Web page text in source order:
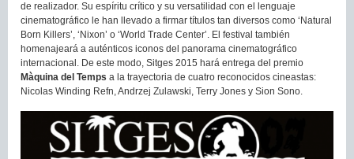
de realizador. Su espíritu crítico y su versatilidad con el lenguaje
cinematográfico le han llevado a firmar títulos tan diversos como ‘Natural
Born Killers’, ‘Nixon’ o ‘World Trade Center’. El festival también
homenajeará a auténticos iconos del panorama cinematográfico
internacional. De este modo, Sitges 2015 hará entrega del premio
Màquina del Temps a la trayectoria de cuatro reconocidos cineastas:
Nicolas Winding Refn, Andrzej Zulawski, Terry Jones y Sion Sono.